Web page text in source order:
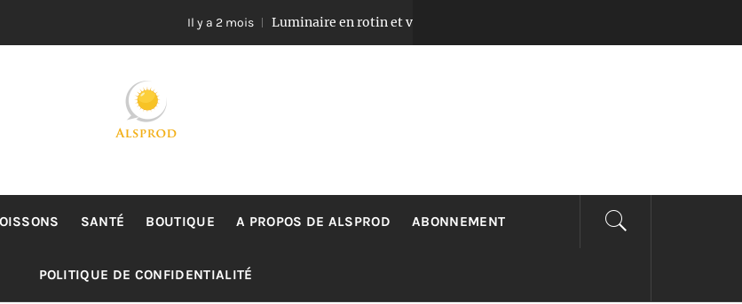
Il y a 2 mois Luminaire en rotin et verre pour chambre avec lumière chaleureuse
Site De Partage De Délicieux Plats
SANTÉ BOUTIQUE A PROPOS DE ALSPROD ABONNEMENT
POLITIQUE DE CONFIDENTIALITÉ